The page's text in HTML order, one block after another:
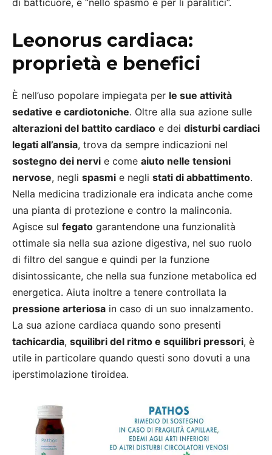
di batticuore, e “nello spasmo e per li paralitici”.
Leonorus cardiaca:
proprietà e benefici
È nell’uso popolare impiegata per le sue attività
sedative e cardiotoniche. Oltre alla sua azione sulle
alterazioni del battito cardiaco e dei disturbi cardiaci
legati all’ansia, trova da sempre indicazioni nel
sostegno dei nervi e come aiuto nelle tensioni
nervose, negli spasmi e negli stati di abbattimento.
Nella medicina tradizionale era indicata anche come
una pianta di protezione e contro la malinconia.
Agisce sul fegato garantendone una funzionalità
ottimale sia nella sua azione digestiva, nel suo ruolo
di filtro del sangue e quindi per la funzione
disintossicante, che nella sua funzione metabolica ed
energetica. Aiuta inoltre a tenere controllata la
pressione arteriosa in caso di un suo innalzamento.
La sua azione cardiaca quando sono presenti
tachicardia, squilibri del ritmo e squilibri pressori, è
utile in particolare quando questi sono dovuti a una
iperstimolazione tiroidea.